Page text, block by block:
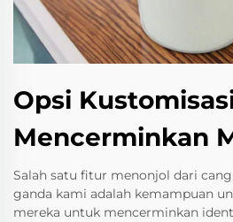
Opsi
Mencerminkan
Salah satu fitur menonjol dari
ganda kami adalah kemampuan
mereka untuk mencerminkan